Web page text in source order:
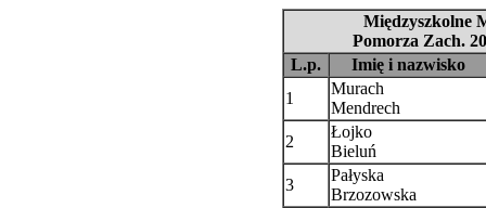
Międzyszkolne
Pomorza Zach.
L.p.
Imię i nazwisko
1
Murach
Mendrech
2
Łojko
Bieluń
3
Pałyska
Brzozowska